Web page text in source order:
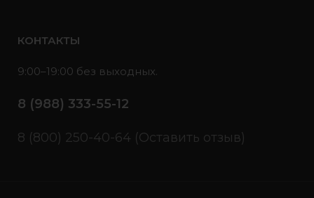
КОНТАКТЫ
9:00–19:00 без выходных.
8 (988) 333-55-12
8 (800) 250-40-64 (Оставить отзыв)